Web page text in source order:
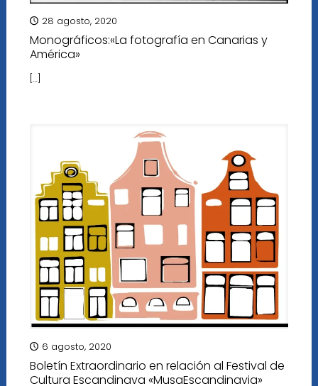
28 agosto, 2020
Monográficos:«La fotografía en Canarias y
América»
[…]
6 agosto, 2020
Boletín Extraordinario en relación al Festival de
Cultura Escandinava «MusaEscandinavia»